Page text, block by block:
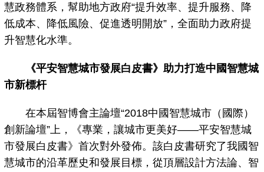
慧政務體系，幫助地方政府“提升效率、提升服務、降
低成本、降低風險、促進透明開放”，全面助力政府提
升智慧化水準。
《平安智慧城市發展白皮書》助力打造中國智慧城
市新標杆
在本屆智博會主論壇“2018中國智慧城市（國際）
創新論壇”上，《專業，讓城市更美好——平安智慧城
市發展白皮書》首次對外發佈。該白皮書研究了我國智
慧城市的沿革歷史和發展目標，從頂層設計方法論、智